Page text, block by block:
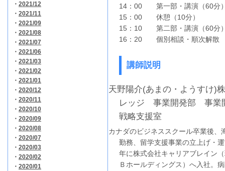
・ 2021/12
・ 2021/11
・ 2021/09
・ 2021/08
・ 2021/07
・ 2021/06
・ 2021/03
・ 2021/02
・ 2021/01
・ 2020/12
・ 2020/11
・ 2020/10
・ 2020/09
・ 2020/08
・ 2020/07
・ 2020/03
・ 2020/02
・ 2020/01
14：00 第一部・講演（60分
15：00 休憩（10分）
15：10 第二部・講演（60分
16：20 個別相談・順次解散
講師説明
天野陽介(あまの・ようすけ)
レッジ 事業開発部 事業
戦略支援室
カナダのビジネススクール卒業後、
勤務、留学支援事業の立上げ・
年に株式会社キャリアブレイン
Ｂホールディングス）へ入社。